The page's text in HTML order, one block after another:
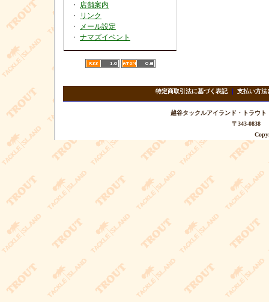
・ 店舗案内
・
リンク
・
メール設定
・ ナマズイベント
特定商取引法に基づく表記｜ 支払い方法
越谷タックルアイランド・トラ
〒343-0838